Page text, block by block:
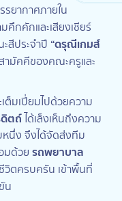
รยากาศภายใน
คึกคักและเสียงเชียร์
สีประจำปี “ดรุณีเกมส์
มัคคีของคณะครูและ
ต็มเปี่ยมไปด้วยความ
ตถ์ ได้เล็งเห็นถึงความ
นึ่ง จึงได้จัดส่งทีม
มด้วย รถพยาบาล
ตครบครัน เข้าพื้นที่
น